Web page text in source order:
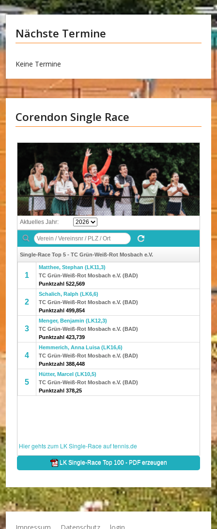
Nächste Termine
Keine Termine
Corendon Single Race